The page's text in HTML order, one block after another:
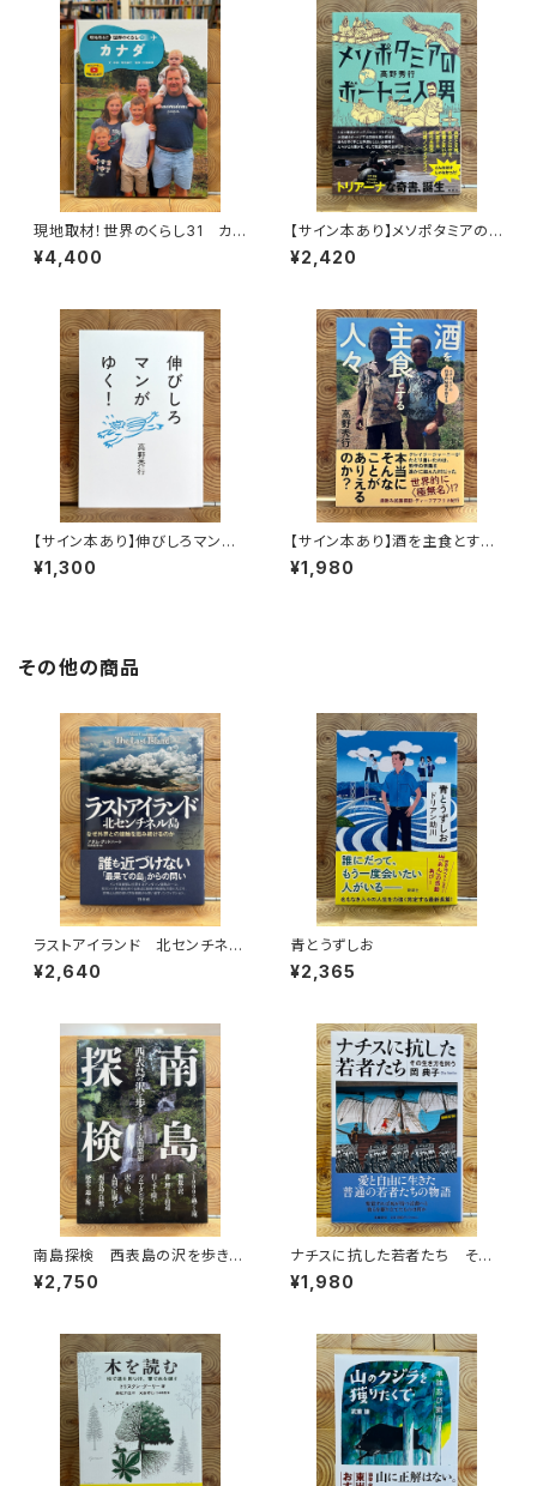
現地取材！世界のくらし31 カナ
ダ
¥4,400
【サイン本あり】メソポタミアの
ボート三人男
¥2,420
【サイン本あり】伸びしろマンが
ゆく！
¥1,300
【サイン本あり】酒を主食とする
人々 エチオピアの科学的秘境
を旅する
¥1,980
その他の商品
ラストアイランド 北センチネル
島 なぜ外界との接触を拒み続
けるのか
¥2,640
青とうずしお
¥2,365
南島探検 西表島の沢を歩きつ
くす
¥2,750
ナチスに抗した若者たち その
生き方を問う
¥1,980